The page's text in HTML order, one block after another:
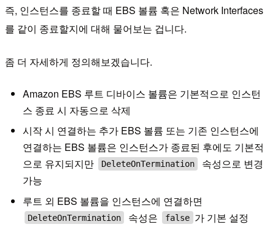
즉, 인스턴스를 종료할 때 EBS 볼륨 혹은 Network Interfaces
를 같이 종료할지에 대해 물어보는 겁니다.
좀 더 자세하게 정의해보겠습니다.
Amazon EBS 루트 디바이스 볼륨은 기본적으로 인스턴
스 종료 시 자동으로 삭제
시작 시 연결하는 추가 EBS 볼륨 또는 기존 인스턴스에
연결하는 EBS 볼륨은 인스턴스가 종료된 후에도 기본적
으로 유지되지만
DeleteOnTermination
속성으로 변경
가능
루트 외 EBS 볼륨을 인스턴스에 연결하면
DeleteOnTermination 속성은 false 가 기본 설정